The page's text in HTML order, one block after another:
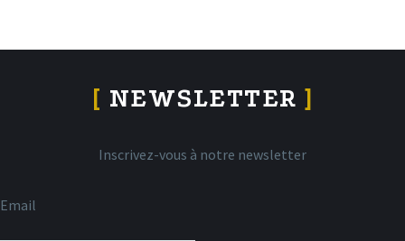
[ NEWSLETTER ]
Inscrivez-vous à notre newsletter
Email